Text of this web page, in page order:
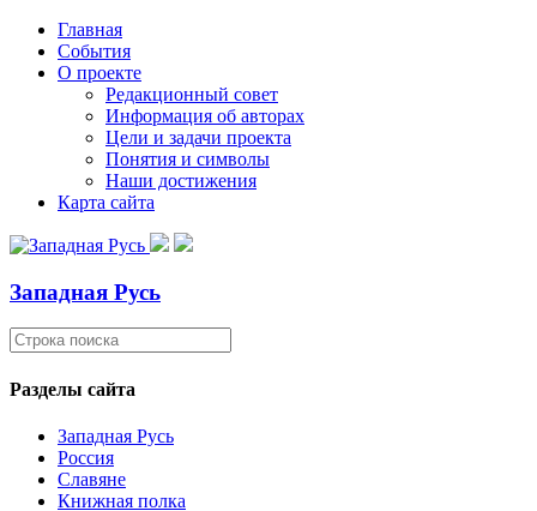
Главная
События
О проекте
Редакционный совет
Информация об авторах
Цели и задачи проекта
Понятия и символы
Наши достижения
Карта сайта
Западная Русь
Разделы сайта
Западная Русь
Россия
Славяне
Книжная полка